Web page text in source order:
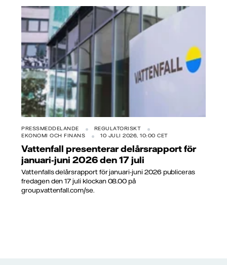
PRESSMEDDELANDE
REGULATORISKT
EKONOMI OCH FINANS
10 JULI 2026, 10:00 CET
Vattenfall presenterar delårsrapport för
januari-juni 2026 den 17 juli
Vattenfalls delårsrapport för januari-juni 2026 publiceras
fredagen den 17 juli klockan 08.00 på
group.vattenfall.com/se.